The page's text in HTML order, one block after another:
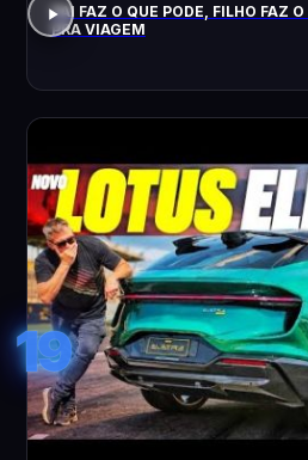
PAI FAZ O QUE PODE, FILHO FAZ
PRA VIAGEM
19